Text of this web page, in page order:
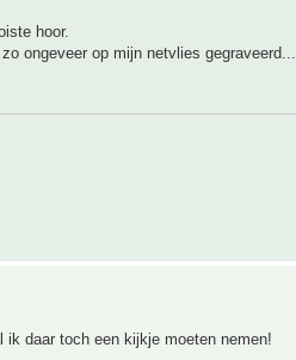
hoor.
ongeveer op mijn netvlies gegraveerd...
daar toch een kijkje moeten nemen!